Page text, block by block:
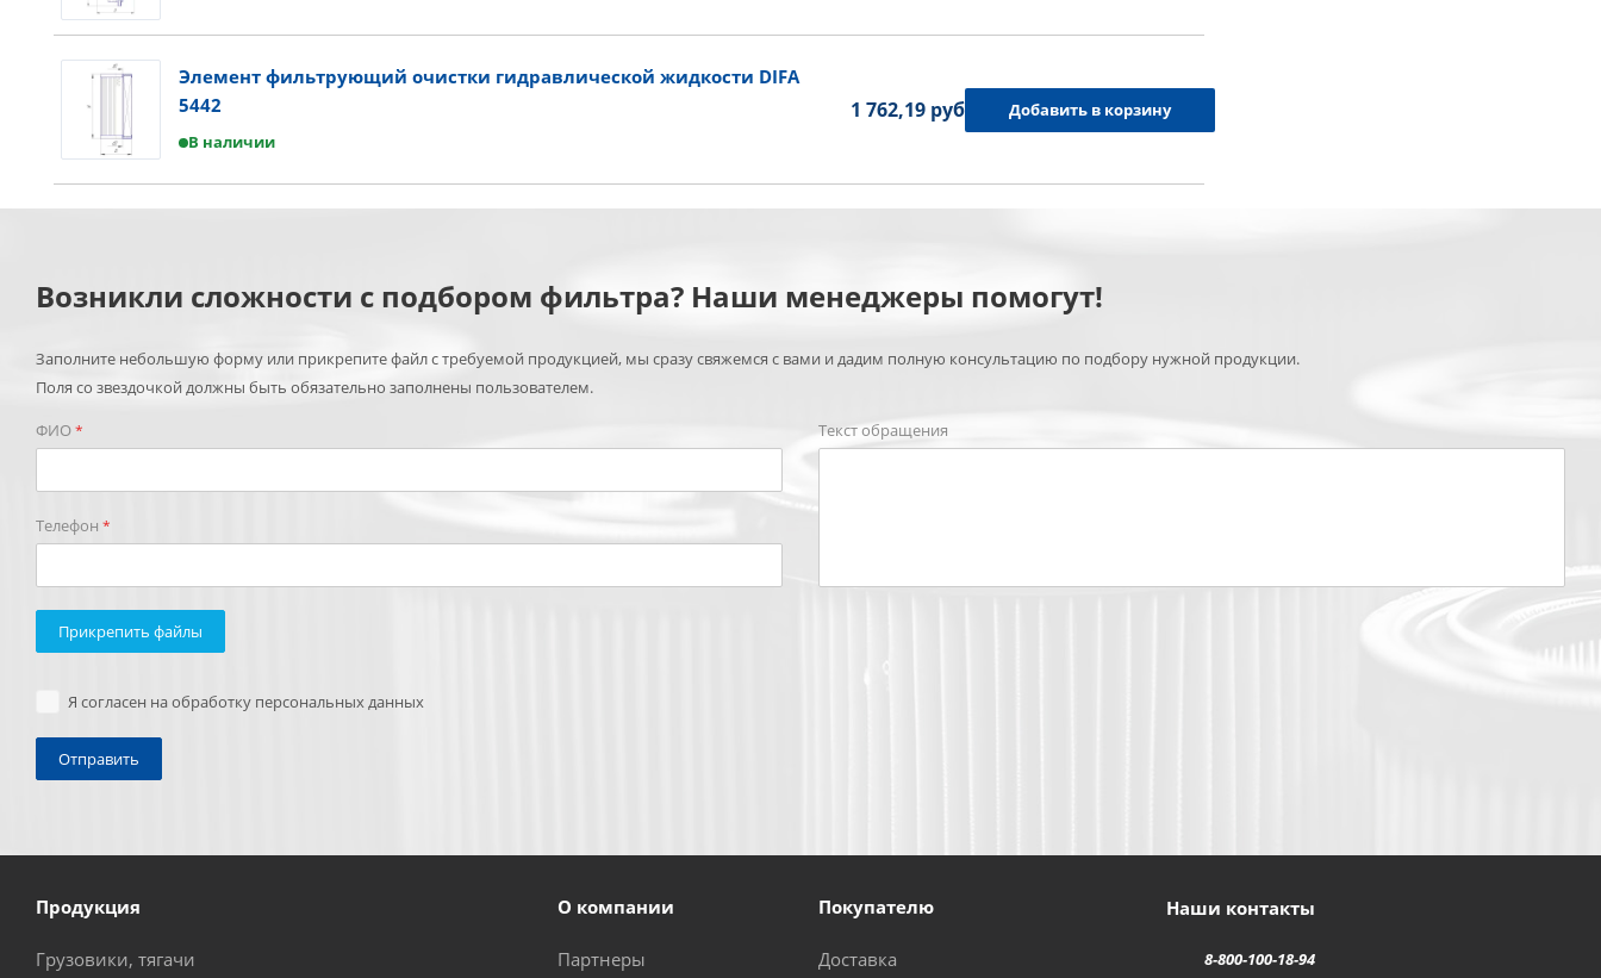
Элемент фильтрующий очистки гидравлической жидкости DIFA
5442
В наличии
1 762,19 руб. Добавить в корзину
Возникли сложности с подбором фильтра? Наши менеджеры помогут!
Заполните небольшую форму или прикрепите файл с требуемой продукцией, мы сразу свяжемся с вами и дадим полную консультацию по подбору нужной продукции.
Поля со звездочкой должны быть обязательно заполнены пользователем.
ФИО*
Телефон *
Текст обращения
Прикрепить файлы
Я согласен на обработку персональных данных
Продукция
Грузовики, тягачи
О компании
Партнеры
Покупателю
Доставка
Наши контакты
8-800-100-18-94